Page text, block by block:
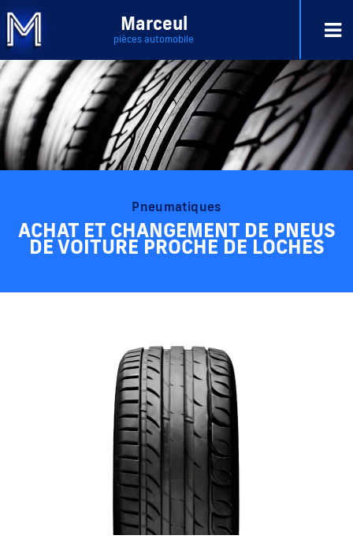
Marceul
pièces automobile
Pneumatiques
ACHAT ET CHANGEMENT DE PNEUS
DE VOITURE PROCHE DE LOCHES